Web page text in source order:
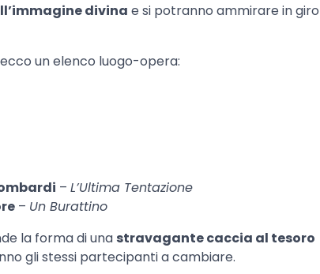
divina e si potranno ammirare in giro
un elenco luogo-opera:
– L’Ultima Tentazione
– Un Burattino
la forma di una stravagante caccia al tesoro
gli stessi partecipanti a cambiare.